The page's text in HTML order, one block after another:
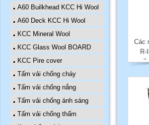
A60 Builkhead KCC Hi Wool
A60 Deck KCC Hi Wool
KCC Mineral Wool
KCC Glass Wool BOARD
KCC Pire cover
Tấm vải chống cháy
Tấm vải chống nắng
Tấm vải chống ánh sáng
Tấm vải chống thấm
Các
R-